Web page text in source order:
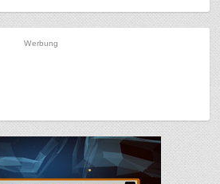
Werbung